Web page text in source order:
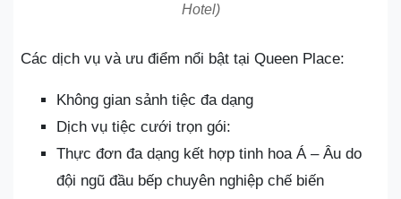
Hotel)
Các dịch vụ và ưu điểm nổi bật tại Queen Place:
Không gian sảnh tiệc đa dạng
Dịch vụ tiệc cưới trọn gói:
Thực đơn đa dạng kết hợp tinh hoa Á – Âu do
đội ngũ đầu bếp chuyên nghiệp chế biến